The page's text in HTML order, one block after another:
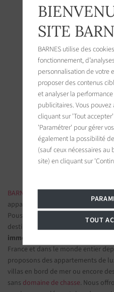
BARNES Saint-
9, avenue du 8 mai 1945
83990 Saint-Tropez,
Suivez-nous sur les
BARNES IMMOBILIER DE LUXE - Les
appartements de prestige
Poussez la porte d'une de nos
destinations et confiez-nous vos
immobilier de prestige
France et dans le monde entier
proposons des appartements de
villas en bord de mer ou encore des
sans domaine de chasse. Nous
SITE
BARNES utilise des
fonctionnement,
personnalisation de votre
proposer des contenus
et analyser la
publicitaires. Vous
cliquant sur 'Tout
'Paramétrer' pour gérer
également la possibilité
(sauf ceux nécessaires
site) en cliquant sur
TOUT